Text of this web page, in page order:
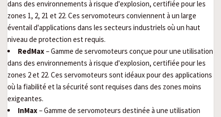
dans des environnements à risque d'explosion, certifiée pour les
zones 1, 2, 21 et 22. Ces servomoteurs conviennent à un large
éventail d'applications dans les secteurs industriels où un haut
niveau de protection est requis.
RedMax– Gamme de servomoteurs conçue pour une utilisation
dans des environnements à risque d'explosion, certifiée pour les
zones 2 et 22. Ces servomoteurs sont idéaux pour des applications
où la fiabilité et la sécurité sont requises dans des zones moins
exigeantes.
InMax– Gamme de servomoteurs destinée à une utilisation